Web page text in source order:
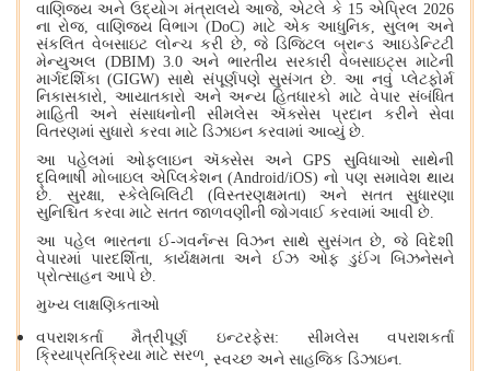
વાણિજ્ય અને ઉદ્યોગ મંત્રાલયે આજે, એટલે કે 15 એપ્રિલ 2026
ના રોજ, વાણિજ્ય વિભાગ (DoC) માટે એક આધુનિક,સુલભ અને
સંકલિત વેબસાઇટ લોન્ચ કરી છે,જે ડિજિટલ બ્રાન્ડ આઇડેન્ટિટી
મેન્યુઅલ (DBIM) 3.0અને ભારતીય સરકારી વેબસાઇટ્સ માટેની
માર્ગદર્શિકા (GIGW) સાથે સંપૂર્ણપણે સુસંગત છે. આ નવું પ્લેટફોર્મ
નિકાસકારો, આયાતકારો અને અન્ય હિતધારકો માટે વેપાર સંબંધિત
માહિતી અને સંસાધનોની સીમલેસ ઍક્સેસ પ્રદાન કરીને સેવા
વિતરણમાં સુધારો કરવા માટે ડિઝાઇન કરવામાં આવ્યું છે.
આ પહેલમાં ઓફલાઇન ઍક્સેસ અનેGPS સુવિધાઓ સાથેની
દ્વિભાષી મોબાઇલ એપ્લિકેશન (Android/iOS) નો પણ સમાવેશ થાય
છે. સુરક્ષા, સ્કેલેબિલિટી (વિસ્તરણક્ષમતા) અને સતત સુધારણા
સુનિશ્ચિત કરવા માટે સતત જાળવણીની જોગવાઈ કરવામાં આવી છે.
આ પહેલ ભારતના ઈ-ગવર્નન્સ વિઝન સાથે સુસંગત છે, જે વિદેશી
વેપારમાં પારદર્શિતા,કાર્યક્ષમતા અને ઈઝ ઓફ ડુઈંગ બિઝનેસને
પ્રોત્સાહન આપે છે.
મુખ્ય લાક્ષણિકતાઓ
વપરાશકર્તા મૈત્રીપૂર્ણ ઇન્ટરફેસ:
સીમલેસ વપરાશકર્તા
ક્રિયાપ્રતિક્રિયા માટે સરળ, સ્વચ્છ અને સાહજિક ડિઝાઇન.